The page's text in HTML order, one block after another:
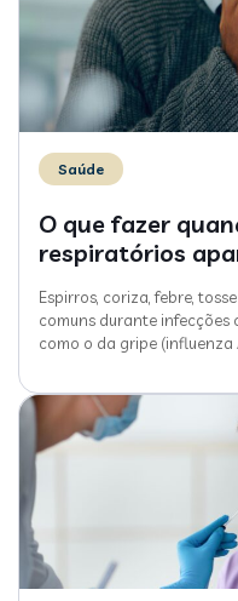
Saúde
O que fazer
respiratórios
Espirros, coriza, febre,
comuns durante infecções
como o da gripe (influenza